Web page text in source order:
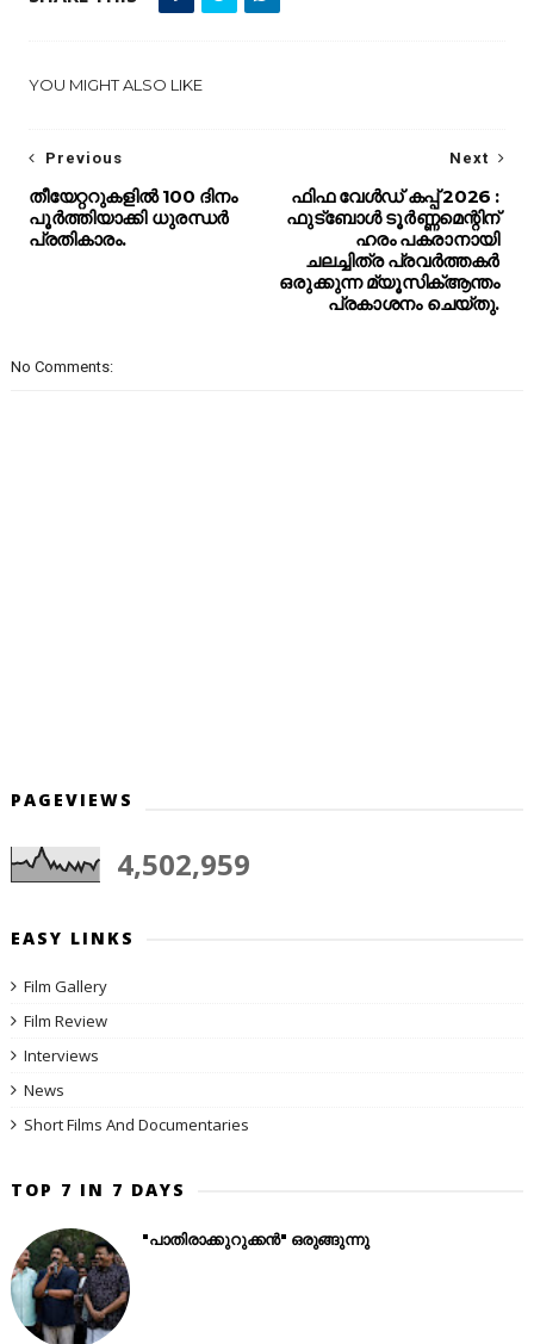
YOU MIGHT ALSO LIKE
Next
ഫിഫ വേൾഡ് കപ്പ് 2026 :
ഫുട്ബോൾ ടൂർണ്ണമെന്റിന്
ഹരം പകരാനായി
ചലച്ചിത്ര പ്രവർത്തകർ
ഒരുക്കുന്ന മ്യൂസിക്ആന്തം
പ്രകാശനം ചെയ്തു.
Previous
തീയേറ്ററുകളിൽ 100 ദിനം
പൂർത്തിയാക്കി ധുരന്ധർ
പ്രതികാരം.
No Comments:
PAGEVIEWS
4,502,959
EASY LINKS
Film Gallery
Film Review
Interviews
News
Short Films And Documentaries
TOP 7 IN 7 DAYS
"പാതിരാക്കുറുക്കൻ" ഒരുങ്ങുന്നു